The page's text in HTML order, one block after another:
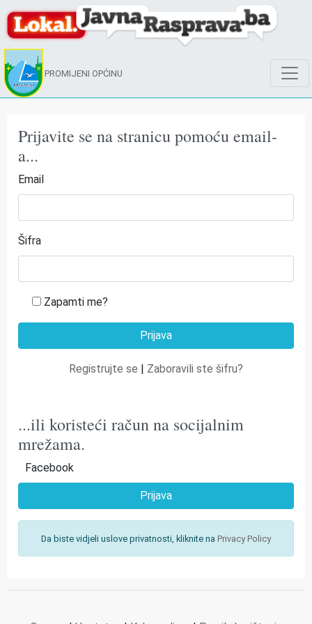
PROMIJENI OPĆINU
Prijavite se na stranicu pomoću email-
a...
Email
Šifra
Zapamti me?
Registrujte se | Zaboravili ste šifru?
...ili koristeći račun na socijalnim
mrežama.
Facebook
Prijava
Da biste vidjeli uslove privatnosti, kliknite na Privacy Policy